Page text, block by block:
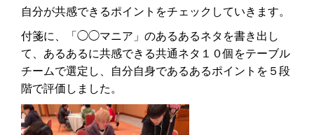
自分が共感できるポイントをチェックしていきます。
付箋に、「◯◯マニア」のあるあるネタを書き出し
て、あるあるに共感できる共通ネタ１０個をテーブル
チームで選定し、自分自身であるあるポイントを５段
階で評価しました。